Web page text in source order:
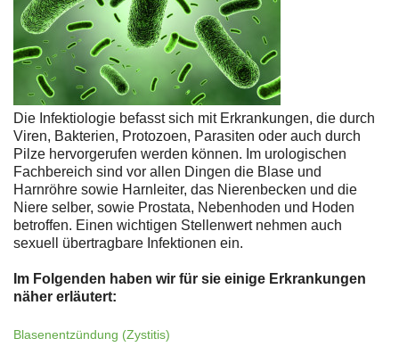
Die Infektiologie befasst sich mit Erkrankungen, die durch
Viren, Bakterien, Protozoen, Parasiten oder auch durch
Pilze hervorgerufen werden können. Im urologischen
Fachbereich sind vor allen Dingen die Blase und
Harnröhre sowie Harnleiter, das Nierenbecken und die
Niere selber, sowie Prostata, Nebenhoden und Hoden
betroffen. Einen wichtigen Stellenwert nehmen auch
sexuell übertragbare Infektionen ein.
Im Folgenden haben wir für sie einige Erkrankungen
näher erläutert:
Blasenentzündung (Zystitis)